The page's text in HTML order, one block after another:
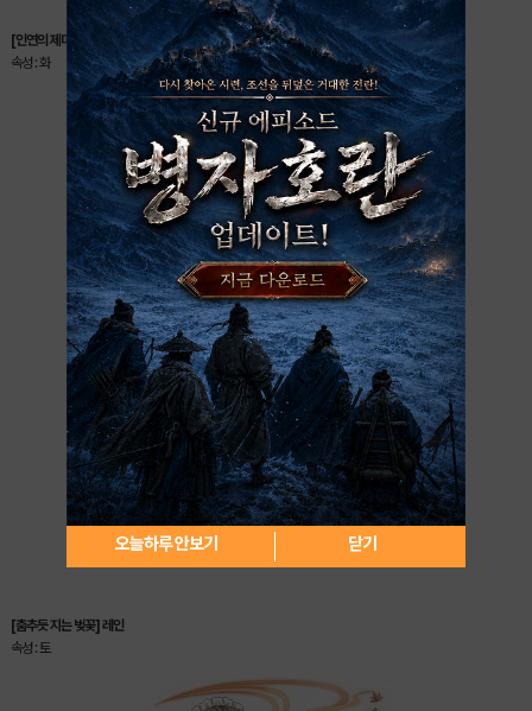
[인연의 제미니] 유우키
속성 : 화
[춤추듯 지는 벚꽃] 레인
속성 : 토
오늘하루 안보기 닫기